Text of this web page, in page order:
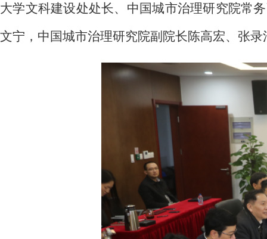
大学文科建设处处长、中国城市治理研究院常
文宁，中国城市治理研究院副院长陈高宏、张